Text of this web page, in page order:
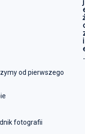
i
.
od pierwszego
fotografii